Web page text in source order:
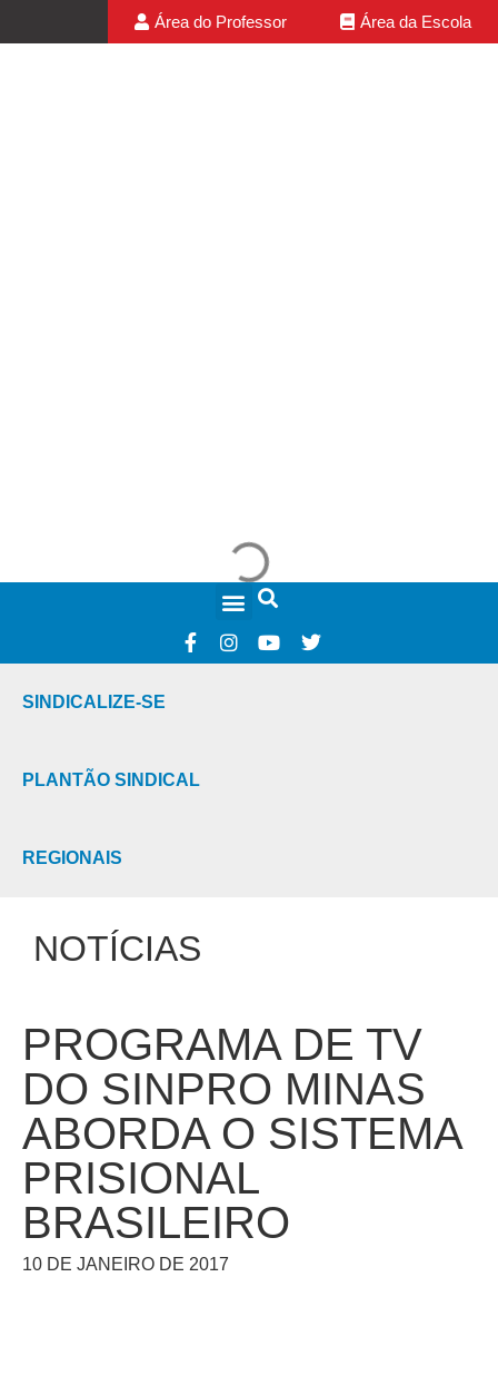
Área do Professor Área da Escola
SINDICALIZE-SE
PLANTÃO SINDICAL
REGIONAIS
NOTÍCIAS
PROGRAMA DE TV
DO SINPRO MINAS
ABORDA O SISTEMA
PRISIONAL
BRASILEIRO
10 DE JANEIRO DE 2017